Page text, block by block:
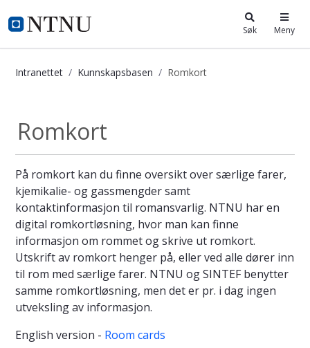
i.ntnu.no Søk Meny
Intranettet Kunnskapsbasen Romkort
Romkort
På romkort kan du finne oversikt over særlige farer,
kjemikalie- og gassmengder samt
kontaktinformasjon til romansvarlig. NTNU har en
digital romkortløsning, hvor man kan finne
informasjon om rommet og skrive ut romkort.
Utskrift av romkort henger på, eller ved alle dører inn
til rom med særlige farer. NTNU og SINTEF benytter
samme romkortløsning, men det er pr. i dag ingen
utveksling av informasjon.
English version - Room cards